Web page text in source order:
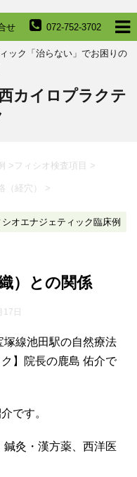
072-752-3702
せ
ック「治らない」でお困りの
カイロプラクテ
> フィシオ検査項目 >
（経穴） >
シオエナジェティック臨床例
）との関係
17日
塚線池田駅の自然療法
】院長の鹿島 佑介で
です。
鍼灸・漢方薬、西洋医